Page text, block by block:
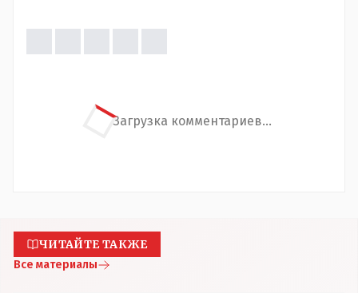
Загрузка комментариев...
ЧИТАЙТЕ ТАКЖЕ
Все материалы